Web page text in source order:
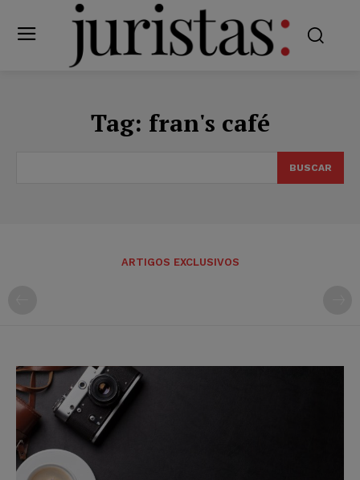
Tag: fran's café
BUSCAR
ARTIGOS EXCLUSIVOS